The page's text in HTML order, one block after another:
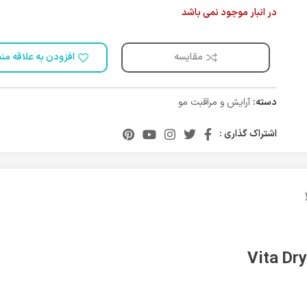
در انبار موجود نمی باشد
مقایسه افزودن به علاقه
دسته: آرایش و مراقبت مو
اشتراک گذاری :